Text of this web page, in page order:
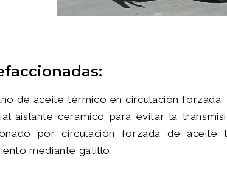
de aceite térmico en circulación
aislante cerámico para evitar la
por circulación forzada de aceite
mediante gatillo.